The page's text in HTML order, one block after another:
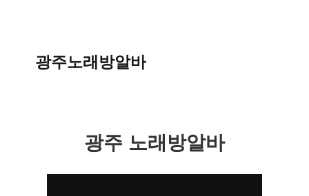
광주노래방알바
광주 노래방알바